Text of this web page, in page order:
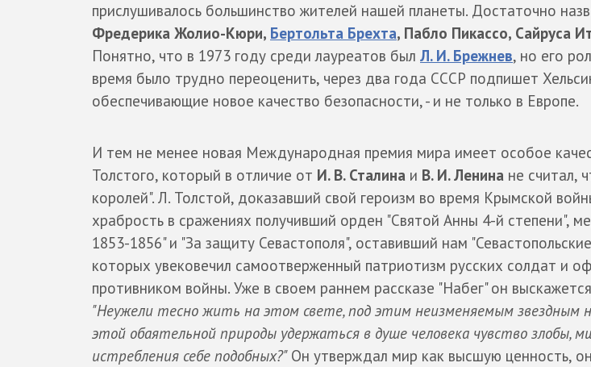
прислушивалось большинство жителей нашей планеты. Достаточно
Фредерика Жолио-Кюри, Бертольта Брехта, Пабло Пикассо, Сайруса
Понятно, что в 1973 году среди лауреатов был Л. И. Брежнев, но его
время было трудно переоценить, через два года СССР подпишет
обеспечивающие новое качество безопасности, - и не только в Европе.
И тем не менее новая Международная премия мира имеет особое
Толстого, который в отличие от И. В. Сталина и В. И. Ленина не считал,
королей". Л. Толстой, доказавший свой героизм во время Крымской
храбрость в сражениях получивший орден "Святой Анны 4-й степени",
1853-1856" и "За защиту Севастополя", оставивший нам
которых увековечил самоотверженный патриотизм русских солдат и
противником войны. Уже в своем раннем рассказе "Набег" он
"Неужели тесно жить на этом свете, под этим неизменяемым звездным
этой обаятельной природы удержаться в душе человека чувство злобы,
истребления себе подобных?" Он утверждал мир как высшую ценность,